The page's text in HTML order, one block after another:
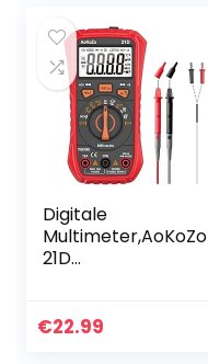
Digitale
Multimeter,AoKoZo
21D
€22.99